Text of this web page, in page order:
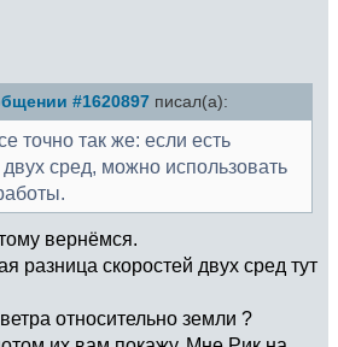
#1620897 писал(а):
точно так же: если есть
сред, можно использовать
вернёмся.
разница скоростей двух сред тут
относительно земли ?